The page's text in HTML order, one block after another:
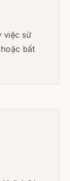
việc sử
bất